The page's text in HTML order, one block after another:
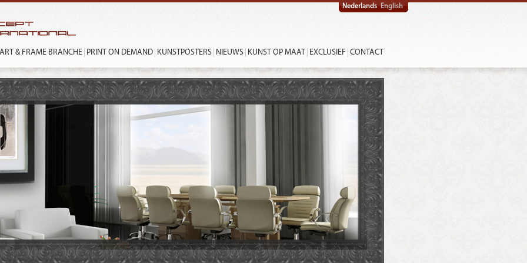
Nederlands English
ART & FRAME BRANCHE PRINT ON DEMAND KUNSTPOSTERS NIEUWS KUNST OP MAAT EXCLUSIEF CONTACT